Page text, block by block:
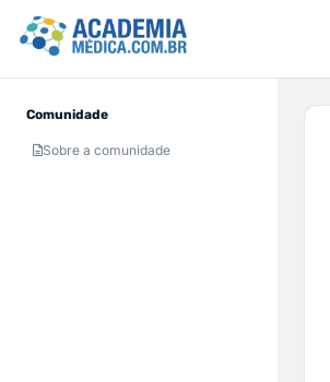
Comunidade
Sobre a comunidade